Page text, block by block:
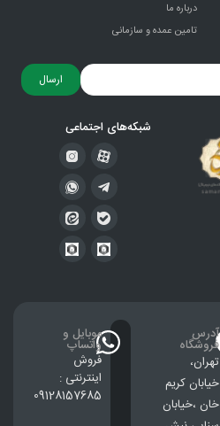
درباره ما
تامین عمده و سازمانی
ارسال
شبکه‌های اجتماعی
آدرس
فروشگاه
تهران،
خيابان كريم
خان ،خيابان
موبایل و
واتساپ
فروش
اینترنتی :
09128157685